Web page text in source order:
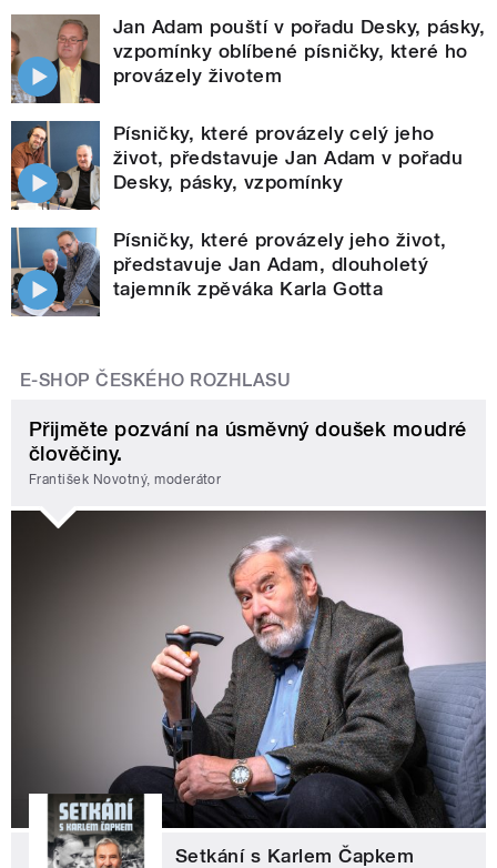
Jan Adam pouští v pořadu Desky, pásky,
vzpomínky oblíbené písničky, které ho
provázely životem
Písničky, které provázely celý jeho
život, představuje Jan Adam v pořadu
Desky, pásky, vzpomínky
Písničky, které provázely jeho život,
představuje Jan Adam, dlouholetý
tajemník zpěváka Karla Gotta
E-SHOP ČESKÉHO ROZHLASU
Přijměte pozvání na úsměvný doušek moudré
člověčiny.
František Novotný, moderátor
Setkání s Karlem Čapkem